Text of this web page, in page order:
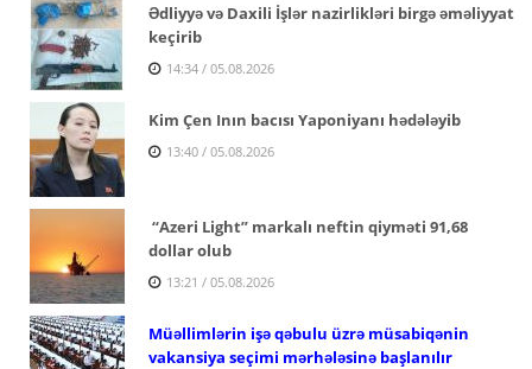
Ədliyyə və Daxili İşlər nazirlikləri birgə əməliyyat
keçirib
14:34 / 05.08.2026
Kim Çen Inın bacısı Yaponiyanı hədələyib
13:40 / 05.08.2026
“Azeri Light” markalı neftin qiyməti 91,68
dollar olub
13:21 / 05.08.2026
Müəllimlərin işə qəbulu üzrə müsabiqənin
vakansiya seçimi mərhələsinə başlanılır